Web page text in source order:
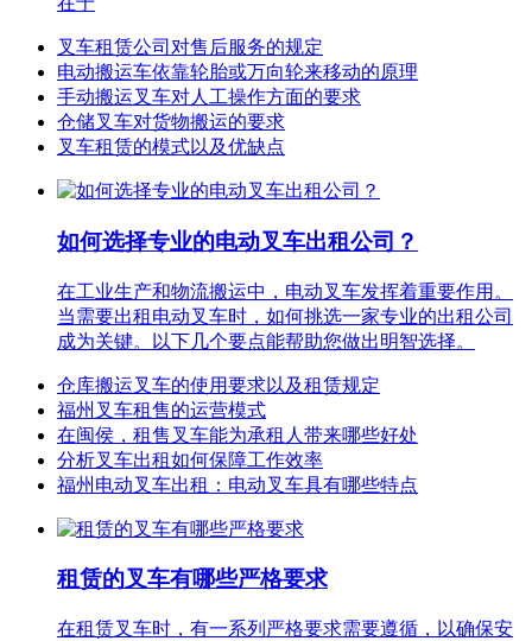
叉车租赁公司对售后服务的规定
电动搬运车依靠轮胎或万向轮来移动的原理
手动搬运叉车对人工操作方面的要求
仓储叉车对货物搬运的要求
叉车租赁的模式以及优缺点
如何选择专业的电动叉车出租公司？
在工业生产和物流搬运中，电动叉车发挥着重要作用。
当需要出租电动叉车时，如何挑选一家专业的出租公司
成为关键。以下几个要点能帮助您做出明智选择。
仓库搬运叉车的使用要求以及租赁规定
福州叉车租售的运营模式
在闽侯，租售叉车能为承租人带来哪些好处
分析叉车出租如何保障工作效率
福州电动叉车出租：电动叉车具有哪些特点
租赁的叉车有哪些严格要求
在租赁叉车时，有一系列严格要求需要遵循，以确保安